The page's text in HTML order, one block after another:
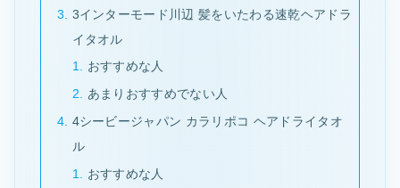
3インターモード川辺 髪をいたわる速乾ヘアドラ
イタオル
おすすめな人
あまりおすすめでない人
4シービージャパン カラリポコ ヘアドライタオ
ル
おすすめな人